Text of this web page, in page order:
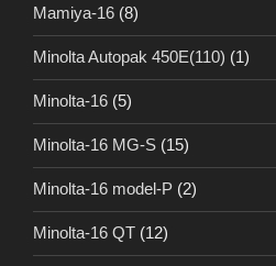
Mamiya-16 (8)
Minolta Autopak 450E(110) (1)
Minolta-16 (5)
Minolta-16 MG-S (15)
Minolta-16 model-P (2)
Minolta-16 QT (12)